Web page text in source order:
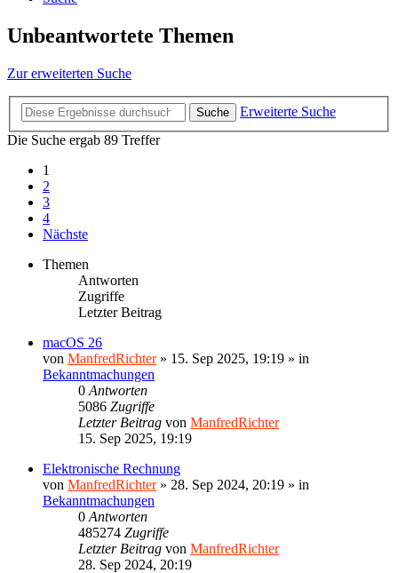
Unbeantwortete Themen
Zur erweiterten Suche
Suche
Erweiterte Suche
Die Suche ergab 89 Treffer
1
2
3
4
Nächste
Themen
Antworten
Zugriffe
Letzter Beitrag
macOS 26
von ManfredRichter» 15. Sep 2025, 19:19 » in
Bekanntmachungen
0 Antworten
5086 Zugriffe
Letzter Beitrag von ManfredRichter
15. Sep 2025, 19:19
Elektronische Rechnung
von ManfredRichter» 28. Sep 2024, 20:19 » in
Bekanntmachungen
0 Antworten
485274 Zugriffe
Letzter Beitrag von ManfredRichter
28. Sep 2024, 20:19